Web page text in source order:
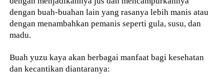
dengan buah-buahan lain yang rasanya lebih manis atau
dengan menambahkan pemanis seperti gula, susu, dan
madu.
Buah yuzu kaya akan berbagai manfaat bagi kesehatan
dan kecantikan diantaranya: